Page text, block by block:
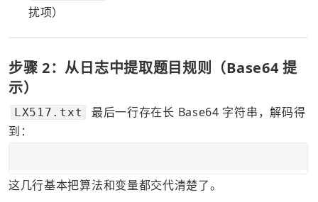
扰项）
步骤 2：从日志中提取题目规则（Base64 提
示）
LX517.txt
最后一行存在长 Base64 字符串，解码得
到：
这几行基本把算法和变量都交代清楚了。